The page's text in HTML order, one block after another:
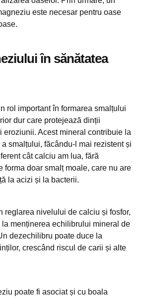
este necesar pentru oase
în sănătatea
rol important în formarea smalțului
dur care protejează dinții
eroziunii. Acest mineral contribuie la
smalțului, făcându-l mai rezistent și
cât calciu am lua, fără
forma doar smalț moale, care nu are
la acizi și la bacterii.
reglarea nivelului de calciu și fosfor,
menținerea echilibrului mineral de
dezechilibru poate duce la
crescând riscul de carii și alte
poate fi asociat și cu boala